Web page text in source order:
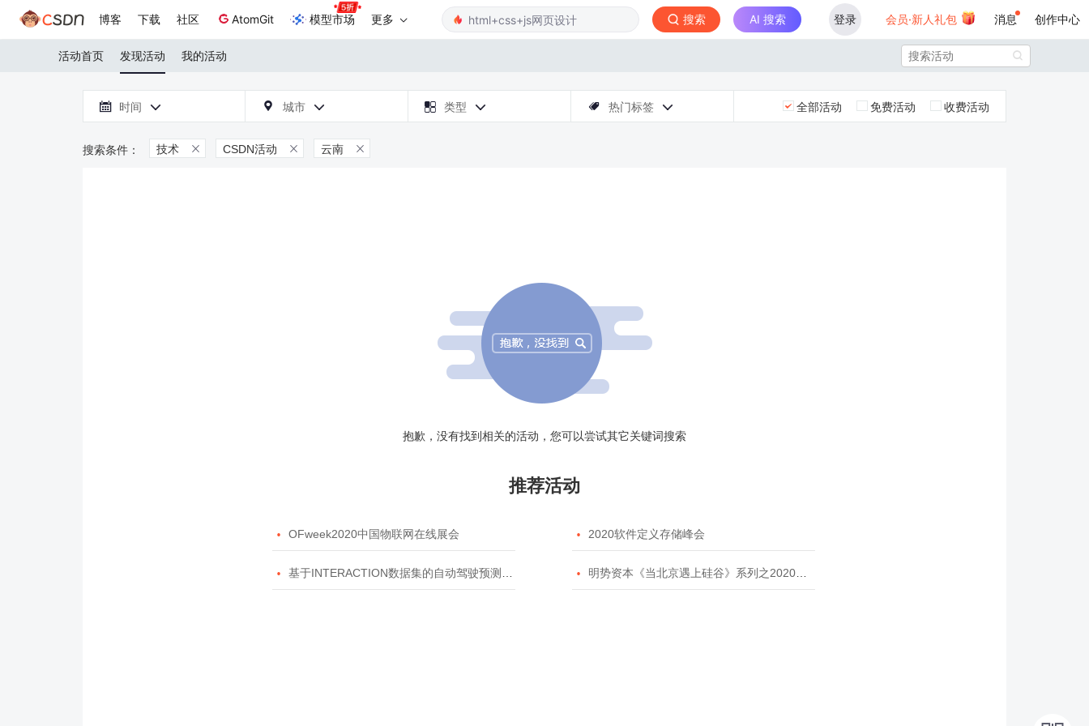
博客 下载 社区 AtomGit 模型市场 更多 搜索 AI 搜索 登录 会员·新人礼包 消息 创作中心
活动首页 发现活动 我的活动 
 时间   城市   类型   热门标签  全部活动 免费活动 收费活动
技术  CSDN活动  云南 
抱歉，没有找到相关的活动，您可以尝试其它关键词搜索
推荐活动
 OFweek2020中国物联网在线展会  2020软件定义存储峰会
 基于INTERACTION数据集的自动驾驶预测模型挑战赛  明势资本《当北京遇上硅谷》系列之2020年度开源峰会